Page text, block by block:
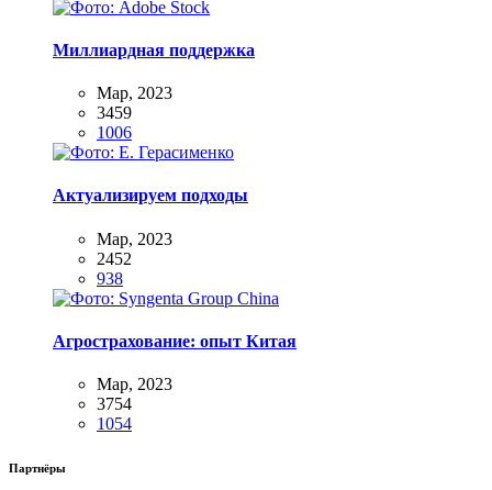
Миллиардная поддержка
Мар, 2023
3459
1006
Актуализируем подходы
Мар, 2023
2452
938
Агрострахование: опыт Китая
Мар, 2023
3754
1054
Партнёры